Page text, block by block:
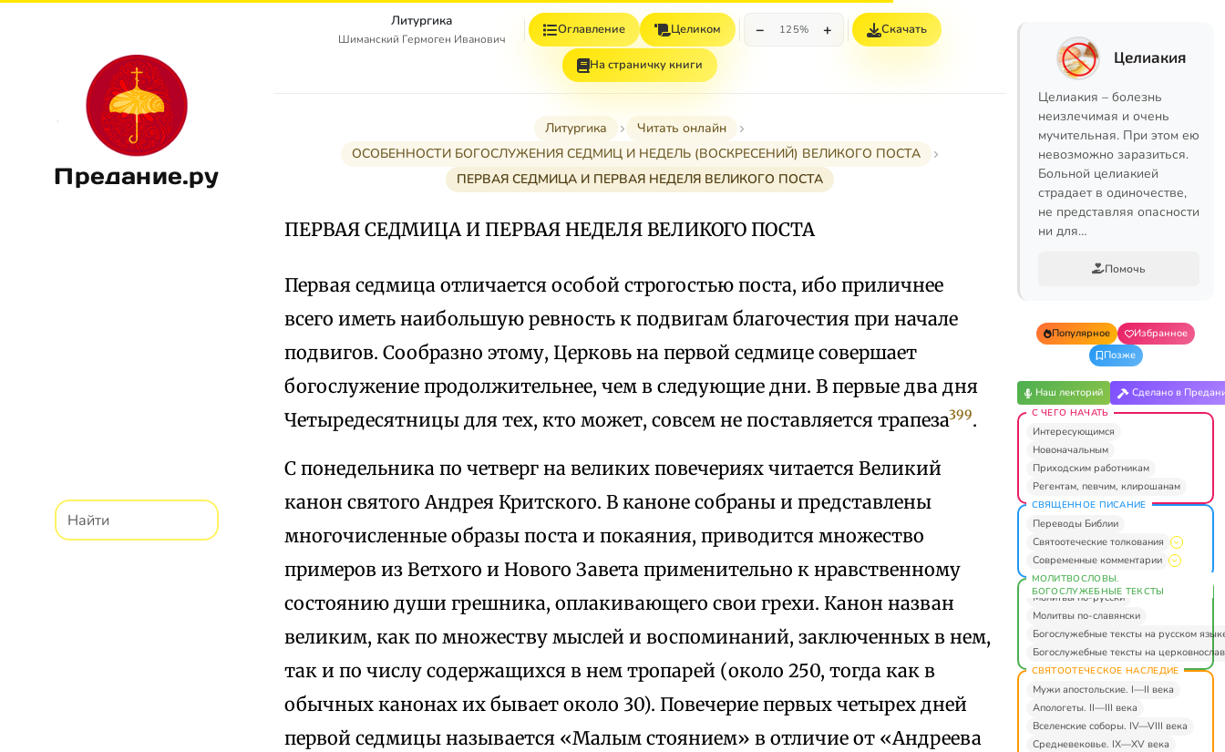
Предание.ру
Литургика
Шиманский Гермоген Иванович
Оглавление Целиком − 125% + Скачать
На страничку книги
Литургика
Читать онлайн
ОСОБЕННОСТИ БОГОСЛУЖЕНИЯ СЕДМИЦ И НЕДЕЛЬ (ВОСКРЕСЕНИЙ) ВЕЛИКОГО ПОСТА
ПЕРВАЯ СЕДМИЦА И ПЕРВАЯ НЕДЕЛЯ ВЕЛИКОГО ПОСТА
ПЕРВАЯ СЕДМИЦА И ПЕРВАЯ НЕДЕЛЯ ВЕЛИКОГО ПОСТА
Первая седмица отличается особой строгостью поста, ибо приличнее
всего иметь наибольшую ревность к подвигам благочестия при начале
подвигов. Сообразно этому, Церковь на первой седмице совершает
богослужение продолжительнее, чем в следующие дни. В первые два дня
Четыредесятницы для тех, кто может, совсем не поставляется трапеза399.
С понедельника по четверг на великих повечериях читается Великий
канон святого Андрея Критского. В каноне собраны и представлены
многочисленные образы поста и покаяния, приводится множество
примеров из Ветхого и Нового Завета применительно к нравственному
состоянию души грешника, оплакивающего свои грехи. Канон назван
великим, как по множеству мыслей и воспоминаний, заключенных в нем,
так и по числу содержащихся в нем тропарей (около 250, тогда как в
обычных канонах их бывает около 30). Повечерие первых четырех дней
первой седмицы называется «Малым стоянием» в отличие от «Андреева
Целиакия
Целиакия – болезнь
неизлечимая и очень
мучительная. При этом ею
невозможно заразиться.
Больной целиакией
страдает в одиночестве,
не представляя опасности
ни для…
Помочь
Популярное
Избранное
Позже
Наш лекторий Сделано в
С ЧЕГО НАЧАТЬ
Интересующимся
Новоначальным
Приходским работникам
Регентам, певчим, клирошанам
СВЯЩЕННОЕ ПИСАНИЕ
Переводы Библии
Святоотеческие толкования
Современные комментарии
МОЛИТВОСЛОВЫ.
БОГОСЛУЖЕБНЫЕ ТЕКСТЫ
Молитвы по-русски
Молитвы по-славянски
Богослужебные тексты на русском
Богослужебные тексты на
СВЯТООТЕЧЕСКОЕ НАСЛЕДИЕ
Мужи апостольские. I—II века
Апологеты. II—III века
Вселенские соборы. IV—VIII века
Средневековье. IX—XV века